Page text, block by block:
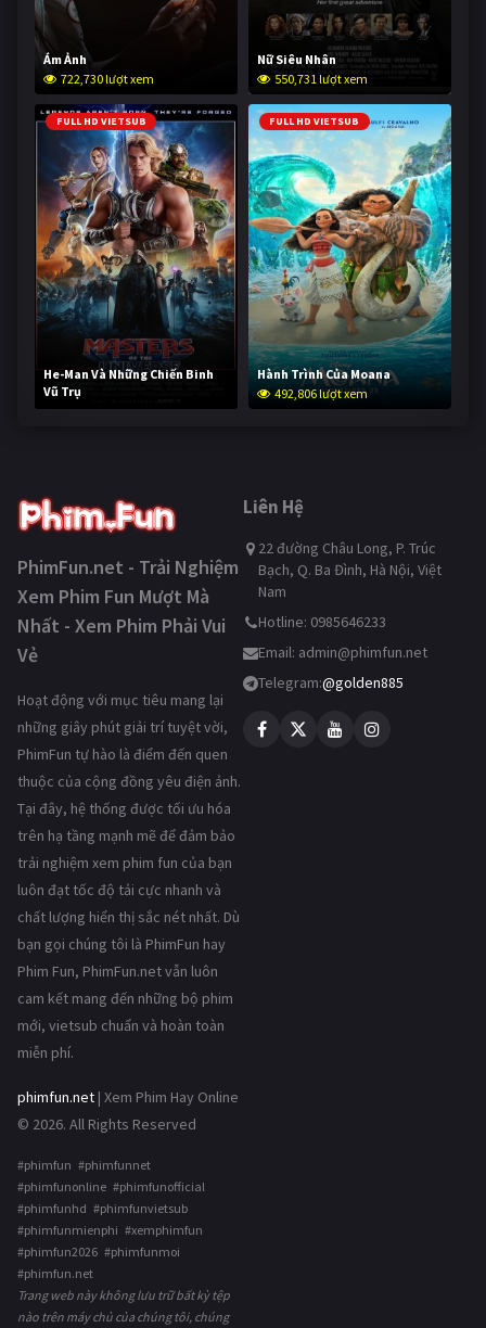
Ám Ảnh
722,730 lượt xem
Nữ Siêu Nhân
550,731 lượt xem
FULL HD VIETSUB
He-Man Và Những Chiến Binh
Vũ Trụ
241,713 lượt xem
FULL HD VIETSUB
Hành Trình Của Moana
492,806 lượt xem
PhimFun.net - Trải Nghiệm
Xem Phim Fun Mượt Mà
Nhất - Xem Phim Phải Vui
Vẻ
Hoạt động với mục tiêu mang lại
những giây phút giải trí tuyệt vời,
PhimFun tự hào là điểm đến quen
thuộc của cộng đồng yêu điện ảnh.
Tại đây, hệ thống được tối ưu hóa
trên hạ tầng mạnh mẽ để đảm bảo
trải nghiệm xem phim fun của bạn
luôn đạt tốc độ tải cực nhanh và
chất lượng hiển thị sắc nét nhất. Dù
bạn gọi chúng tôi là PhimFun hay
Phim Fun, PhimFun.net vẫn luôn
cam kết mang đến những bộ phim
mới, vietsub chuẩn và hoàn toàn
miễn phí.
phimfun.net | Xem Phim Hay Online
© 2026. All Rights Reserved
#phimfun #phimfunnet
#phimfunonline #phimfunofficial
#phimfunhd #phimfunvietsub
#phimfunmienphi #xemphimfun
#phimfun2026 #phimfunmoi
#phimfun.net
Trang web này không lưu trữ bất kỳ tệp
nào trên máy chủ của chúng tôi, chúng
Liên Hệ
22 đường Châu Long, P. Trúc
Bạch, Q. Ba Đình, Hà Nội, Việt
Nam
Hotline: 0985646233
Email: admin@phimfun.net
Telegram:@golden885